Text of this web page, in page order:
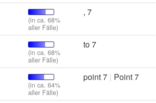
(in ca. 68%
aller Fälle)
, 7
(in ca. 68%
aller Fälle)
to 7
(in ca. 64%
aller Fälle)
point 7 Point 7